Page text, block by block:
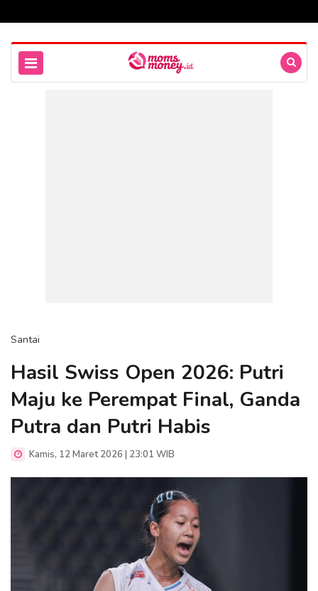
Santai
Hasil Swiss Open 2026: Putri
Maju ke Perempat Final, Ganda
Putra dan Putri Habis
Kamis, 12 Maret 2026 | 23:01 WIB